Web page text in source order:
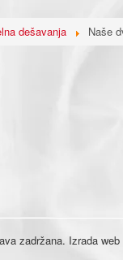
dešavanja Naše
zadržana. Izrada